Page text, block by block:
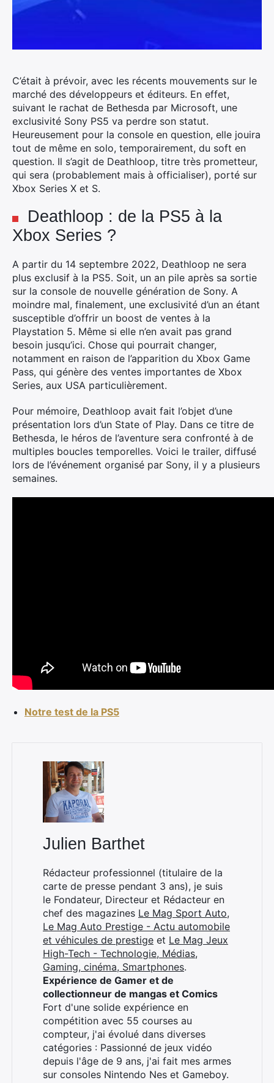
C’était à prévoir, avec les récents mouvements sur le
marché des développeurs et éditeurs. En effet,
suivant le rachat de Bethesda par Microsoft, une
exclusivité Sony PS5 va perdre son statut.
Heureusement pour la console en question, elle jouira
tout de même en solo, temporairement, du soft en
question. Il s’agit de Deathloop, titre très prometteur,
qui sera (probablement mais à officialiser), porté sur
Xbox Series X et S.
Deathloop : de la PS5 à la
Xbox Series ?
A partir du 14 septembre 2022, Deathloop ne sera
plus exclusif à la PS5. Soit, un an pile après sa sortie
sur la console de nouvelle génération de Sony. A
moindre mal, finalement, une exclusivité d’un an étant
susceptible d’offrir un boost de ventes à la
Playstation 5. Même si elle n’en avait pas grand
besoin jusqu’ici. Chose qui pourrait changer,
notamment en raison de l’apparition du Xbox Game
Pass, qui génère des ventes importantes de Xbox
Series, aux USA particulièrement.
Pour mémoire, Deathloop avait fait l’objet d’une
présentation lors d’un State of Play. Dans ce titre de
Bethesda, le héros de l’aventure sera confronté à de
multiples boucles temporelles. Voici le trailer, diffusé
lors de l’événement organisé par Sony, il y a plusieurs
semaines.
Notre test de la PS5
Julien Barthet
Rédacteur professionnel (titulaire de la
carte de presse pendant 3 ans), je suis
le Fondateur, Directeur et Rédacteur en
chef des magazines Le Mag Sport Auto,
Le Mag Auto Prestige - Actu automobile
et véhicules de prestige et Le Mag Jeux
High-Tech - Technologie, Médias,
Gaming, cinéma, Smartphones.
Expérience de Gamer et de
collectionneur de mangas et Comics
Fort d'une solide expérience en
compétition avec 55 courses au
compteur, j'ai évolué dans diverses
catégories : Passionné de jeux vidéo
depuis l'âge de 9 ans, j'ai fait mes armes
sur consoles Nintendo Nes et Gameboy.